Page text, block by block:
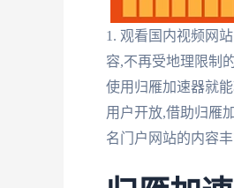
1. 观看国内视频网
容,不再受地理限制
使用归雁加速器就
用户开放,借助归雁
名门户网站的内容